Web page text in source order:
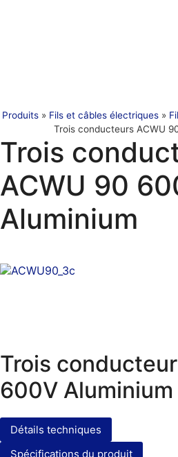
Produits » Fils et câbles électriques »
Trois conducteurs ACWU
Trois
ACWU 90
Aluminium
Trois
600V Aluminium
Détails techniques
Spécifications du produit